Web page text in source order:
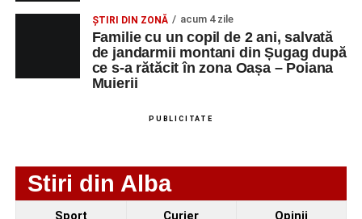
Evenimentul face parte din programulString Symphonic
ȘTIRI DIN ZONĂ acum 4 zile
Familie cu un copil de 2 ani, salvată
de jandarmii montani din Șugag după
ce s-a rătăcit în zona Oașa – Poiana
Muierii
PUBLICITATE
Stiri din Alba
Sport Curier Opinii